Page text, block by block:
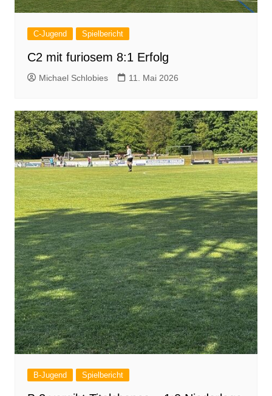
C-Jugend Spielbericht
C2 mit furiosem 8:1 Erfolg
Michael Schlobies 11. Mai 2026
B-Jugend Spielbericht